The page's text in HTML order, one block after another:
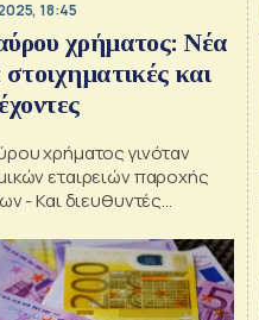
18:45
χρήματος: Νέα
και
χρήματος γινόταν
εταιρειών παροχής
- Και διευθυντές